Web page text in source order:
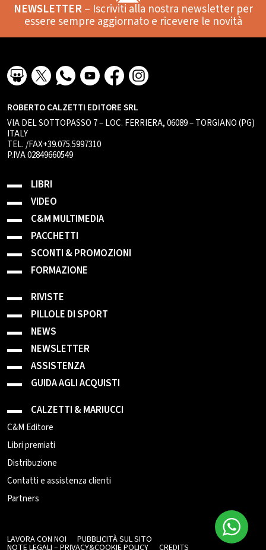
NEWSLETTER– Iscriviti alla nostra newsletter per
essere sempre aggiornato e ricevere le novità
ROBERTO CALZETTI EDITORE SRL
VIA DEL SOTTOPASSO 7 – LOC. FERRIERA, 06089 – TORGIANO (PG)
ITALY
TEL. /FAX+39.075.5997310
P.IVA 02849660549
LIBRI
VIDEO
C&M MULTIMEDIA
PACCHETTI
SCONTI & PROMOZIONI
FORMAZIONE
RIVISTE
PILLOLE DI SPORT
NEWS
NEWSLETTER
ASSISTENZA
GUIDA AGLI ACQUISTI
CALZETTI & MARIUCCI
C&M Editore
Libri premiati
Distribuzione
Contatti e assistenza clienti
Partners
LAVORA CON NOI PUBBLICITÀ SUL SITO
NOTE LEGALI – PRIVACY&COOKIE POLICY CREDITS